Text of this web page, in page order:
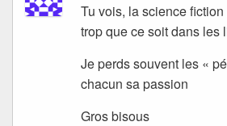
Tu vois, la science
trop que ce soit dans les
Je perds souvent les «
chacun sa passion
Gros bisous